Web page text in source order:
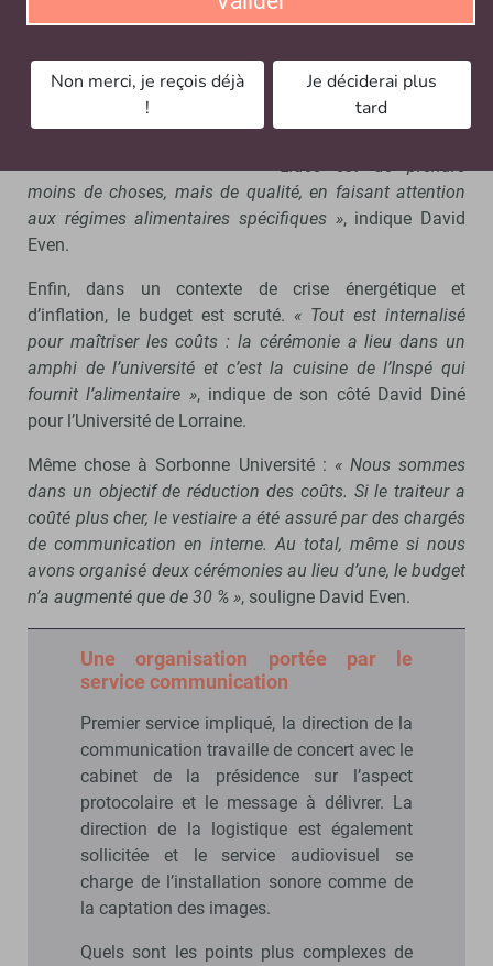
David Even est directeur de la
communication à Sorbonne
Université. - © D.R.
commencer
le choix du prestataire
prend en compte la
production pour qu’elle
moins de choses, mais de qualité, en faisant attention
aux régimes alimentaires spécifiques », indique David
Even.
Enfin, dans un contexte de crise énergétique et
d’inflation, le budget est scruté. « Tout est internalisé
pour maîtriser les coûts : la cérémonie a lieu dans un
amphi de l’université et c’est la cuisine de l’Inspé qui
fournit l’alimentaire », indique de son côté David Diné
pour l’Université de Lorraine.
Même chose à Sorbonne Université : « Nous sommes
dans un objectif de réduction des coûts. Si le traiteur a
coûté plus cher, le vestiaire a été assuré par des chargés
de communication en interne. Au total, même si nous
avons organisé deux cérémonies au lieu d’une, le budget
n’a augmenté que de 30 % », souligne David Even.
Une organisation portée par le
service communication
Premier service impliqué, la direction de la
communication travaille de concert avec le
cabinet de la présidence sur l’aspect
protocolaire et le message à délivrer. La
direction de la logistique est également
sollicitée et le service audiovisuel se
charge de l’installation sonore comme de
la captation des images.
Quels sont les points plus complexes de
Non merci, je reçois déjà
!
Je déciderai plus
tard